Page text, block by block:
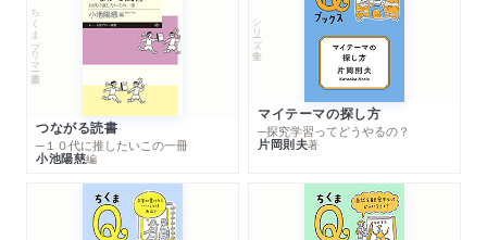
ちくまプリマー新書
つながる読書
─１０代に推したいこの一冊
小池陽慈編
シリーズ・全集
マイテーマの探し方
─探究学習ってどうやるの？
片岡則夫著